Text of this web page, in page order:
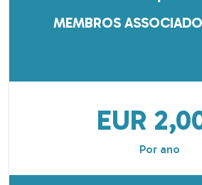
MEMBROS
EUR
Por ano